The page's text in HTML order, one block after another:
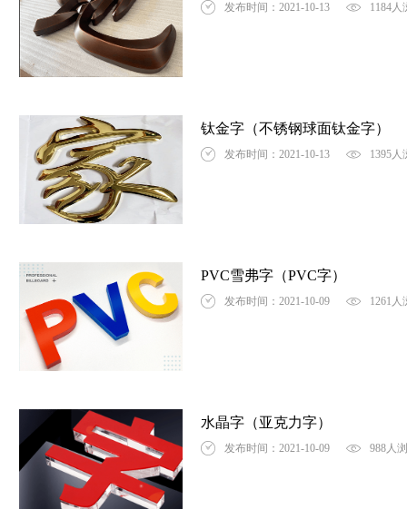
发布时间：2021-10-13 1184人
钛金字（不锈钢球面钛金字）
发布时间：2021-10-13 1395人
PVC雪弗字（PVC字）
发布时间：2021-10-09 1261人
水晶字（亚克力字）
发布时间：2021-10-09 988人